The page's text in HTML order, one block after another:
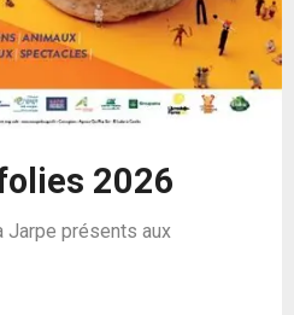
2026
Jarpe présents aux